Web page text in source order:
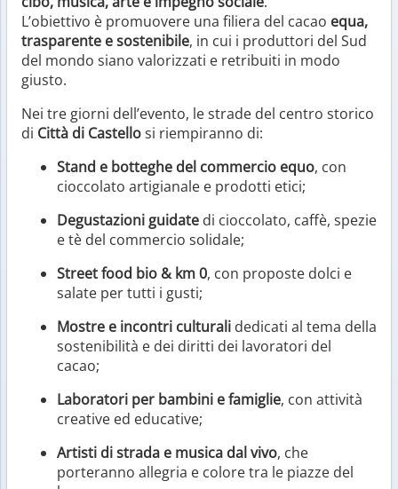
L’obiettivo è promuovere una filiera del cacao equa,
trasparente e sostenibile, in cui i produttori del Sud
del mondo siano valorizzati e retribuiti in modo
giusto.
Nei tre giorni dell’evento, le strade del centro storico
di Città di Castellosi riempiranno di:
Stand e botteghe del commercio equo, con
cioccolato artigianale e prodotti etici;
Degustazioni guidate di cioccolato, caffè, spezie
e tè del commercio solidale;
Street food bio & km 0, con proposte dolci e
salate per tutti i gusti;
Mostre e incontri culturali dedicati al tema della
sostenibilità e dei diritti dei lavoratori del
cacao;
Laboratori per bambini e famiglie, con attività
creative ed educative;
Artisti di strada e musica dal vivo, che
porteranno allegria e colore tra le piazze del